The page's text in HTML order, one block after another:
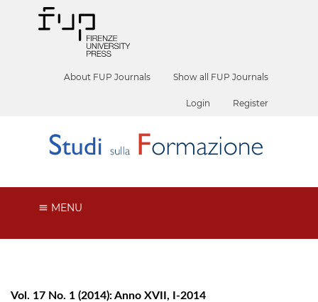
About FUP Journals Show all FUP Journals
Login Register
MENU
Vol. 17 No. 1 (2014): Anno XVII, I-2014